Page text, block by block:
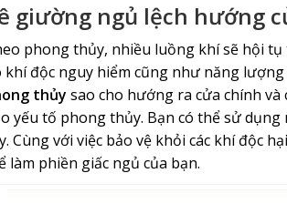
giường ngủ lệch hướng
phong thủy, nhiều luồng khí sẽ hội
khí độc nguy hiểm cũng như năng
thủy sao cho hướng ra cửa chính
yếu tố phong thủy. Bạn có thể sử
Cùng với việc bảo vệ khỏi các khí độc
làm phiền giấc ngủ của bạn.